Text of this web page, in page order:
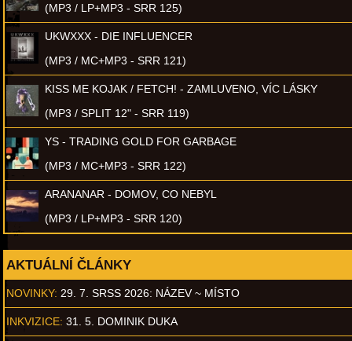
(MP3 / LP+MP3 - SRR 125)
UKWXXX - DIE INFLUENCER
(MP3 / MC+MP3 - SRR 121)
KISS ME KOJAK / FETCH! - ZAMLUVENO, VÍC LÁSKY
(MP3 / SPLIT 12" - SRR 119)
YS - TRADING GOLD FOR GARBAGE
(MP3 / MC+MP3 - SRR 122)
ARANANAR - DOMOV, CO NEBYL
(MP3 / LP+MP3 - SRR 120)
AKTUÁLNÍ ČLÁNKY
NOVINKY: 29. 7. SRSS 2026: NÁZEV ~ MÍSTO
INKVIZICE: 31. 5. DOMINIK DUKA